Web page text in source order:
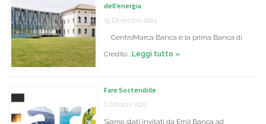
dell’energia
19 Dicembre 2024
CentroMarca Banca è la prima Banca di
Credito …Leggi tutto »
Fare Sostenibile
6 Ottobre 2022
Siamo stati invitati da Emil Banca ad